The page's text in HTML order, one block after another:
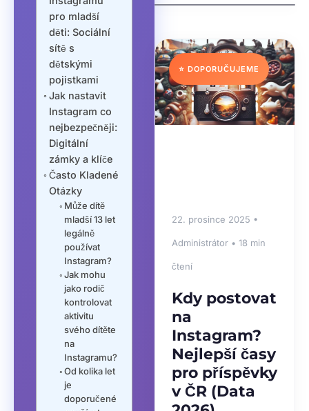
pro mladší
děti: Sociální
sítě s
dětskými
pojistkami
Jak nastavit
Instagram co
nejbezpečněji:
Digitální
zámky a klíče
Často Kladené
Otázky
Může dítě
mladší 13 let
legálně
používat
Instagram?
Jak mohu
jako rodič
kontrolovat
aktivitu
svého dítěte
na
Instagramu?
Od kolika let
je
doporučené
⭐ DOPORUČUJEME
22. prosince 2025 •
Administrátor • 18 min
čtení
Kdy postovat
na
Instagram?
Nejlepší časy
pro příspěvky
v ČR (Data